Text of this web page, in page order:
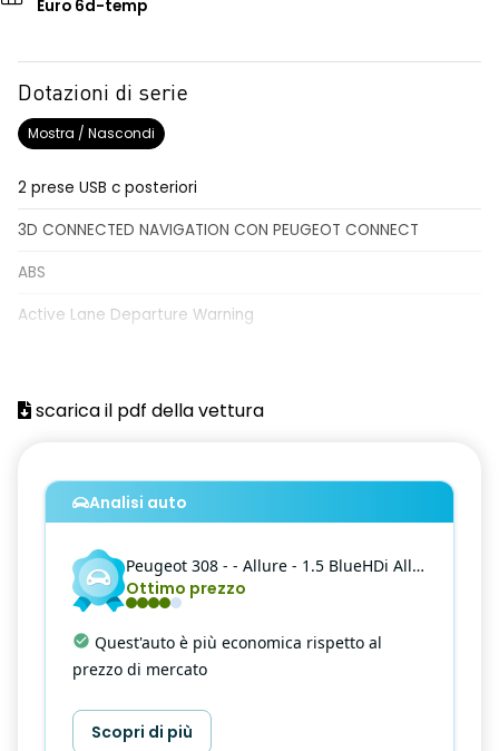
Euro 6d-temp
Dotazioni di serie
Mostra / Nascondi
2 prese USB c posteriori
3D CONNECTED NAVIGATION CON PEUGEOT CONNECT
ABS
Active Lane Departure Warning
AFU
Airbag conducente
Airbag laterali doppi a tendina (due)
Airbag passeggero (con disattivazione a chiave)
Alzacristalli anteriori e posteriori elettrici antipizzicamento
con comando sequenziale
APPOGGIAGOMITI CENTRALE ANTERIORE CON VANO
Appoggiagomiti Centrale Posteriore Con Passaggio Sci
scarica il pdf della vettura
Analisi auto
Peugeot 308 - - Allure - 1.5 BlueHDi Allure EAT8 S&S
Ottimo prezzo
Quest'auto è più economica rispetto al
prezzo di mercato
Scopri di più